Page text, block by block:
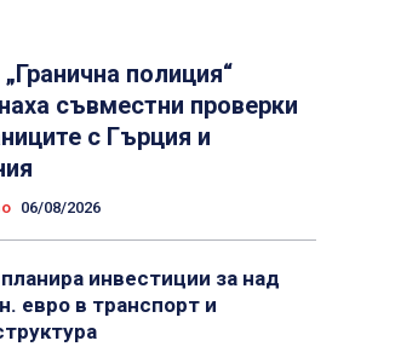
полиция“
съвместни проверки
с Гърция и
06/08/2026
инвестиции за над
евро в транспорт и